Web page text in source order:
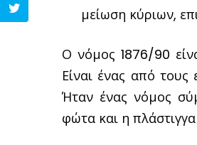
μείωση κύριων,
Ο νόμος 1876/90
Είναι ένας από
Ήταν ένας νόμος
φώτα και η